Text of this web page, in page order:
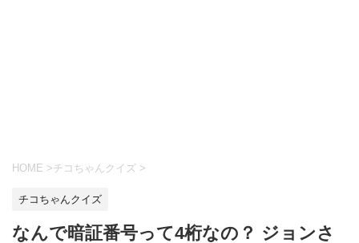
HOME >チコちゃんクイズ >
チコちゃんクイズ
なんで暗証番号って4桁なの？ ジョンさ